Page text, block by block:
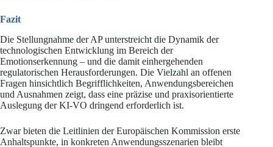
Fazit
Die Stellungnahme der AP unterstreicht die Dynamik der
technologischen Entwicklung im Bereich der
Emotionserkennung – und die damit einhergehenden
regulatorischen Herausforderungen. Die Vielzahl an offenen
Fragen hinsichtlich Begrifflichkeiten, Anwendungsbereichen
und Ausnahmen zeigt, dass eine präzise und praxisorientierte
Auslegung der KI-VO dringend erforderlich ist.
Zwar bieten die Leitlinien der Europäischen Kommission erste
Anhaltspunkte, in konkreten Anwendungsszenarien bleibt